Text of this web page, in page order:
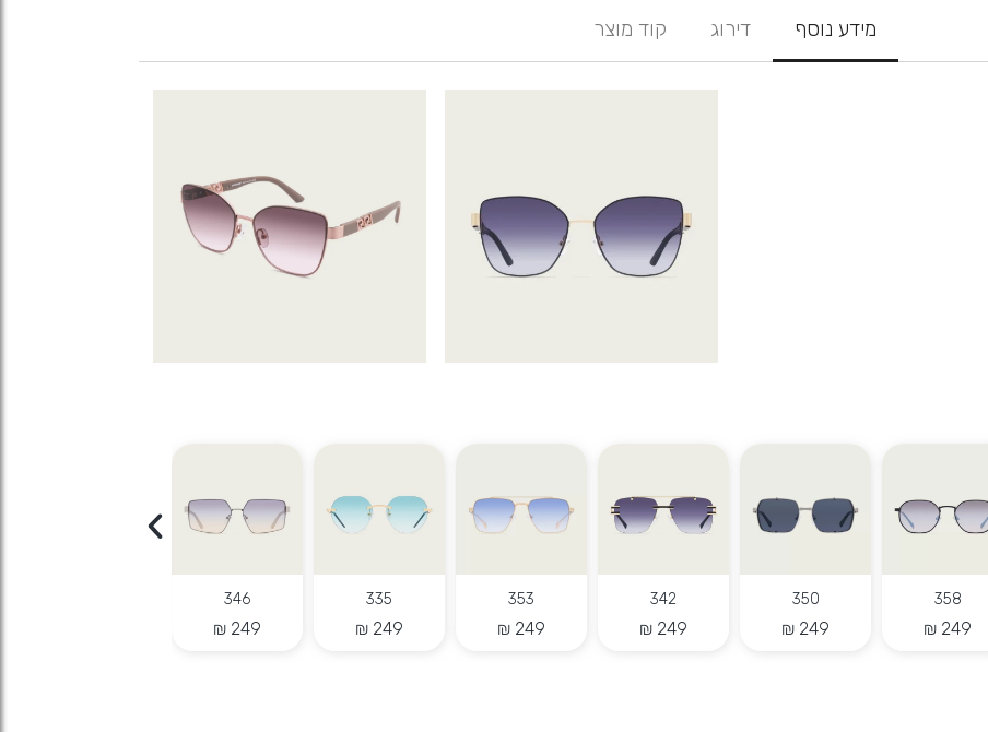
מידע נוסף דירוג קוד מוצר
335
‏249 ₪
346
‏249 ₪
339
‏249 ₪
354
‏249 ₪
312
‏249 ₪
349
‏249 ₪